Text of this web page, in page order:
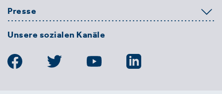
Presse
Unsere sozialen Kanäle